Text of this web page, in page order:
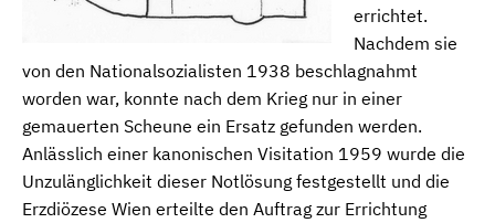
errichtet.
Nachdem sie
von den Nationalsozialisten 1938 beschlagnahmt
worden war, konnte nach dem Krieg nur in einer
gemauerten Scheune ein Ersatz gefunden werden.
Anlässlich einer kanonischen Visitation 1959 wurde die
Unzulänglichkeit dieser Notlösung festgestellt und die
Erzdiözese Wien erteilte den Auftrag zur Errichtung